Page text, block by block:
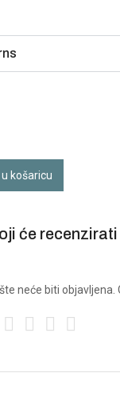
u košaricu
će
neće biti objavljena.